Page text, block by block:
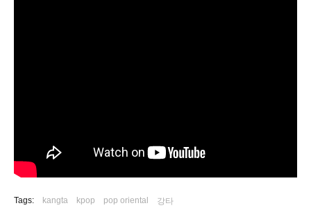
Tags: kangta kpop pop oriental 강타